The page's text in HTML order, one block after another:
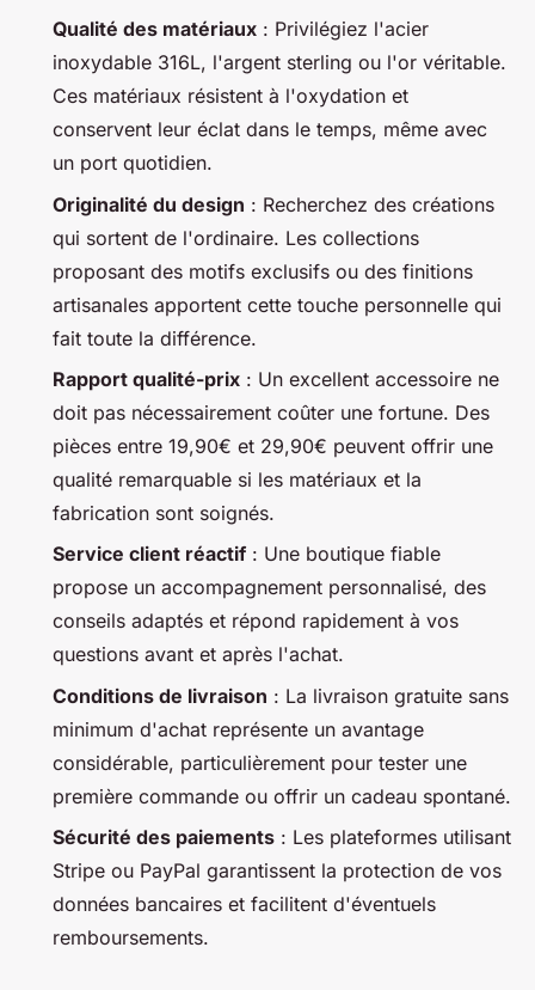
Qualité des matériaux : Privilégiez l'acier
inoxydable 316L, l'argent sterling ou l'or véritable.
Ces matériaux résistent à l'oxydation et
conservent leur éclat dans le temps, même avec
un port quotidien.
Originalité du design : Recherchez des créations
qui sortent de l'ordinaire. Les collections
proposant des motifs exclusifs ou des finitions
artisanales apportent cette touche personnelle qui
fait toute la différence.
Rapport qualité-prix : Un excellent accessoire ne
doit pas nécessairement coûter une fortune. Des
pièces entre 19,90€ et 29,90€ peuvent offrir une
qualité remarquable si les matériaux et la
fabrication sont soignés.
Service client réactif : Une boutique fiable
propose un accompagnement personnalisé, des
conseils adaptés et répond rapidement à vos
questions avant et après l'achat.
Conditions de livraison : La livraison gratuite sans
minimum d'achat représente un avantage
considérable, particulièrement pour tester une
première commande ou offrir un cadeau spontané.
Sécurité des paiements : Les plateformes utilisant
Stripe ou PayPal garantissent la protection de vos
données bancaires et facilitent d'éventuels
remboursements.